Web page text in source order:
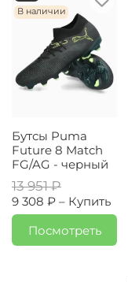
В наличии
Бутсы Puma
Future 8 Match
FG/AG - черный
13 951 ₽
9 308 ₽ – Купить
Посмотреть